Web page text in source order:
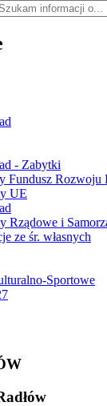
- Zabytki
Fundusz Rozwoju
UE
Rządowe i
ze śr. własnych
Sportowe